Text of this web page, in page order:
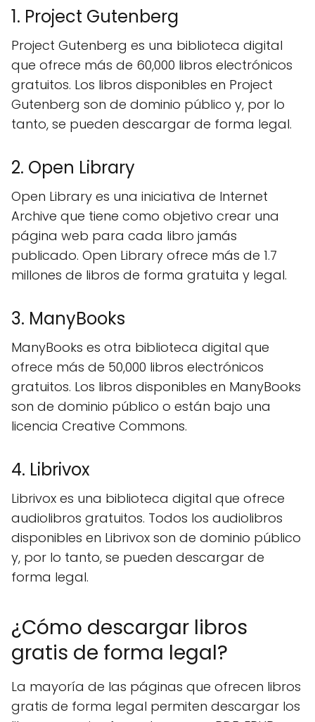
1. Project Gutenberg
Project Gutenberg es una biblioteca digital
que ofrece más de 60,000 libros electrónicos
gratuitos. Los libros disponibles en Project
Gutenberg son de dominio público y, por lo
tanto, se pueden descargar de forma legal.
2. Open Library
Open Library es una iniciativa de Internet
Archive que tiene como objetivo crear una
página web para cada libro jamás
publicado. Open Library ofrece más de 1.7
millones de libros de forma gratuita y legal.
3. ManyBooks
ManyBooks es otra biblioteca digital que
ofrece más de 50,000 libros electrónicos
gratuitos. Los libros disponibles en ManyBooks
son de dominio público o están bajo una
licencia Creative Commons.
4. Librivox
Librivox es una biblioteca digital que ofrece
audiolibros gratuitos. Todos los audiolibros
disponibles en Librivox son de dominio público
y, por lo tanto, se pueden descargar de
forma legal.
¿Cómo descargar libros
gratis de forma legal?
La mayoría de las páginas que ofrecen libros
gratis de forma legal permiten descargar los